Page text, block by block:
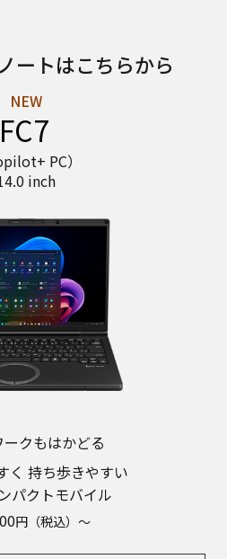
ートはこちらから
FC7
PC）
inch
クもはかどる
く 持ち歩きやすい
パクトモバイル
円（税込）～